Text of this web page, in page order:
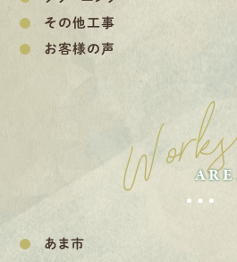
その他工事
お客様の声
あま市